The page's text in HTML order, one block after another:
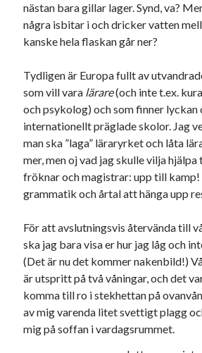
nästan bara gillar lager. Synd, va?
några isbitar i och dricker vatten
kanske hela flaskan går ner?
Tydligen är Europa fullt av
som vill vara lärare(och inte t.ex.
och psykolog) och som finner lyckan
internationellt präglade skolor. Jag
man ska ”laga” läraryrket och låta
mer, men oj vad jag skulle vilja hjälpa
fröknar och magistrar: upp till kamp!
grammatik och årtal att hänga upp
För att avslutningsvis återvända till
ska jag bara visa er hur jag låg och
(Det är nu det kommer nakenbild!)
är utspritt på två våningar, och det
komma till ro i stekhettan på
av mig varenda litet svettigt plagg
mig på soffan i vardagsrummet.